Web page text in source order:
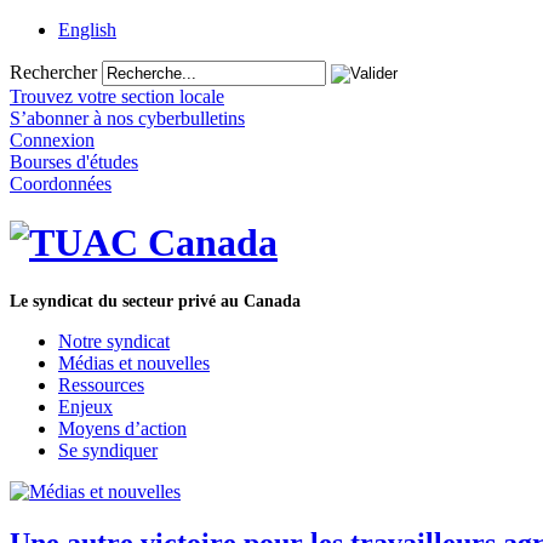
English
Rechercher
Trouvez votre section locale
S’abonner à nos cyberbulletins
Connexion
Bourses d'études
Coordonnées
Le syndicat du secteur privé au Canada
Notre syndicat
Médias et nouvelles
Ressources
Enjeux
Moyens d’action
Se syndiquer